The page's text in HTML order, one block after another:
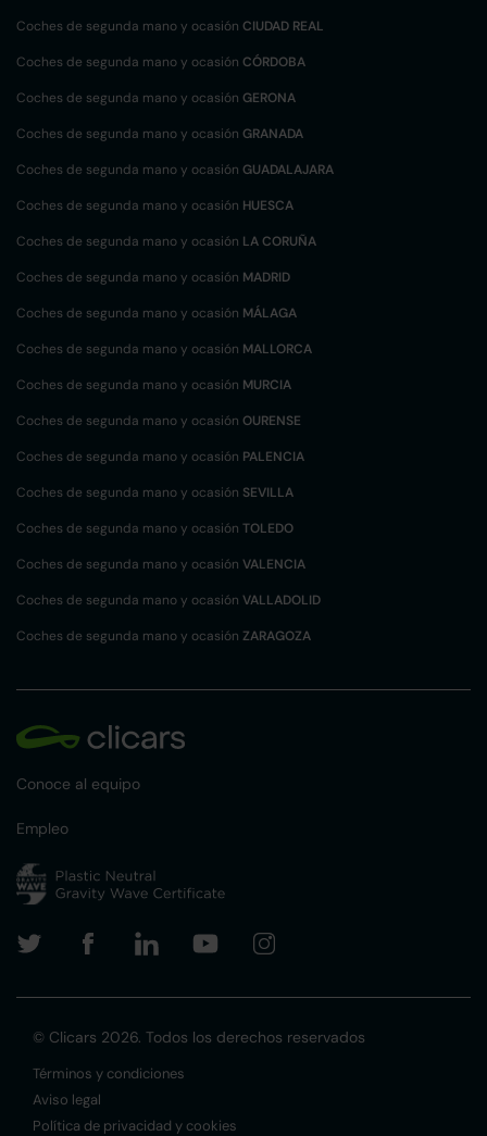
Coches de segunda mano y ocasión CIUDAD REAL
Coches de segunda mano y ocasión CÓRDOBA
Coches de segunda mano y ocasión GERONA
Coches de segunda mano y ocasión GRANADA
Coches de segunda mano y ocasión GUADALAJARA
Coches de segunda mano y ocasión HUESCA
Coches de segunda mano y ocasión LA CORUÑA
Coches de segunda mano y ocasión MADRID
Coches de segunda mano y ocasión MÁLAGA
Coches de segunda mano y ocasión MALLORCA
Coches de segunda mano y ocasión MURCIA
Coches de segunda mano y ocasión OURENSE
Coches de segunda mano y ocasión PALENCIA
Coches de segunda mano y ocasión SEVILLA
Coches de segunda mano y ocasión TOLEDO
Coches de segunda mano y ocasión VALENCIA
Coches de segunda mano y ocasión VALLADOLID
Coches de segunda mano y ocasión ZARAGOZA
Conoce al equipo
Empleo
© Clicars 2026. Todos los derechos reservados
Términos y condiciones
Aviso legal
Política de privacidad y cookies